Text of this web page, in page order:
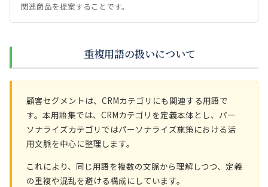
関連商品を提案することです。
重複用語の扱いについて
顧客セグメントは、CRMカテゴリにも関連する用語で
す。本用語集では、CRMカテゴリを定義本体とし、パー
ソナライズカテゴリではパーソナライズ施策における活
用文脈を中心に整理します。
これにより、同じ用語を複数の文脈から理解しつつ、定義
の重複や混乱を避ける構成にしています。